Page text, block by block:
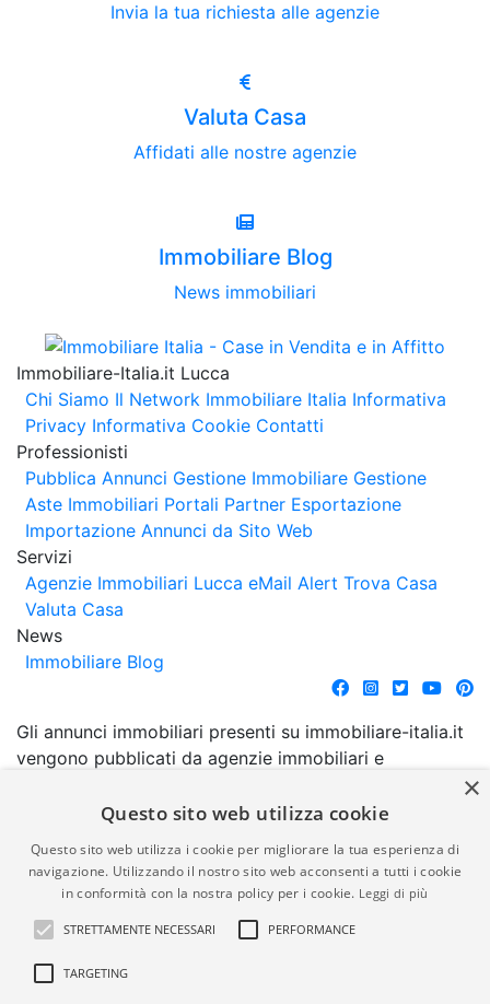
Invia la tua richiesta alle agenzie
Valuta Casa
Affidati alle nostre agenzie
Immobiliare Blog
News immobiliari
Immobiliare-Italia.it Lucca
Chi Siamo Il Network Immobiliare Italia Informativa
Privacy Informativa Cookie Contatti
Professionisti
Pubblica Annunci Gestione Immobiliare Gestione
Aste Immobiliari Portali Partner Esportazione
Importazione Annunci da Sito Web
Servizi
Agenzie Immobiliari Lucca eMail Alert Trova Casa
Valuta Casa
News
Immobiliare Blog
Gli annunci immobiliari presenti su immobiliare-italia.it
vengono pubblicati da agenzie immobiliari e
comporta l'approvazione o l'avallo da parte di
garanzia da parte di quest'ultima. immobiliare-italia.it
quindi non è responsabile della veridicità, della
correttezza, della completezza, della normativa in
materia di privacy e/o di alcun altro aspetto dei
suddetti annunci.
×
Questo sito web utilizza cookie
Questo sito web utilizza i cookie per migliorare la tua esperienza di
navigazione. Utilizzando il nostro sito web acconsenti a tutti i cookie
in conformità con la nostra policy per i cookie. Leggi di più
STRETTAMENTE NECESSARI PERFORMANCE
TARGETING